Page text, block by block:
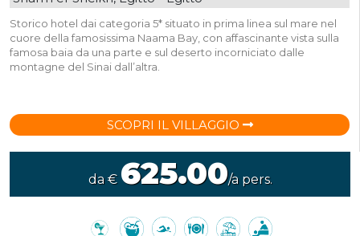
Storico hotel dai categoria 5* situato in prima linea sul mare nel
cuore della famosissima Naama Bay, con affascinante vista sulla
famosa baia da una parte e sul deserto incorniciato dalle
montagne del Sinai dall’altra.
SCOPRI IL VILLAGGIO
da € 625.00/a pers.